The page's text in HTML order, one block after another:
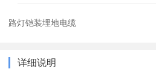
路灯铠装埋地电缆
详细说明